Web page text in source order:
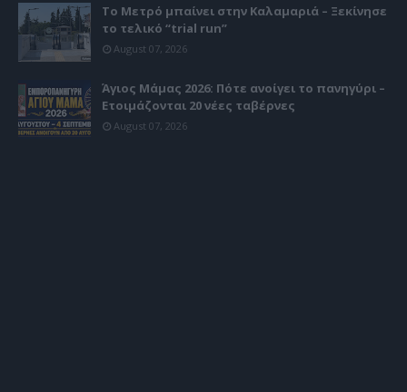
Το Μετρό μπαίνει στην Καλαμαριά – Ξεκίνησε
το τελικό “trial run”
August 07, 2026
Άγιος Μάμας 2026: Πότε ανοίγει το πανηγύρι –
Ετοιμάζονται 20 νέες ταβέρνες
August 07, 2026